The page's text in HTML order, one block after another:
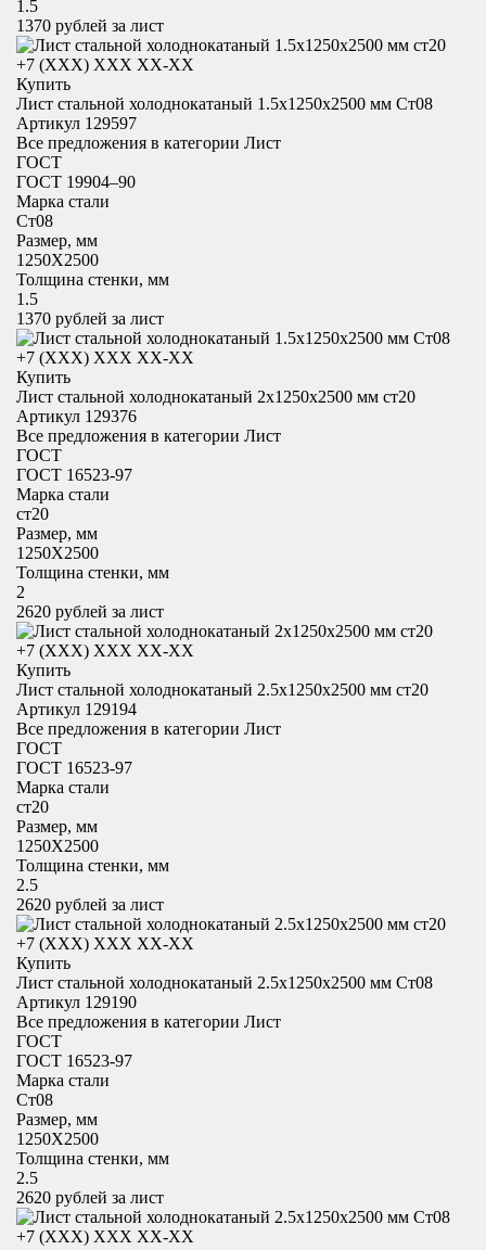
1.5
1370 рублей за лист
+7 (XXX) ХХХ ХХ-ХХ
Купить
Лист стальной холоднокатаный 1.5х1250x2500 мм Ст08
Артикул 129597
Все предложения в категории Лист
ГОСТ
ГОСТ 19904–90
Марка стали
Ст08
Размер, мм
1250X2500
Толщина стенки, мм
1.5
1370 рублей за лист
+7 (XXX) ХХХ ХХ-ХХ
Купить
Лист стальной холоднокатаный 2х1250x2500 мм ст20
Артикул 129376
Все предложения в категории Лист
ГОСТ
ГОСТ 16523-97
Марка стали
ст20
Размер, мм
1250X2500
Толщина стенки, мм
2
2620 рублей за лист
+7 (XXX) ХХХ ХХ-ХХ
Купить
Лист стальной холоднокатаный 2.5х1250x2500 мм ст20
Артикул 129194
Все предложения в категории Лист
ГОСТ
ГОСТ 16523-97
Марка стали
ст20
Размер, мм
1250X2500
Толщина стенки, мм
2.5
2620 рублей за лист
+7 (XXX) ХХХ ХХ-ХХ
Купить
Лист стальной холоднокатаный 2.5х1250x2500 мм Ст08
Артикул 129190
Все предложения в категории Лист
ГОСТ
ГОСТ 16523-97
Марка стали
Ст08
Размер, мм
1250X2500
Толщина стенки, мм
2.5
2620 рублей за лист
+7 (XXX) ХХХ ХХ-ХХ